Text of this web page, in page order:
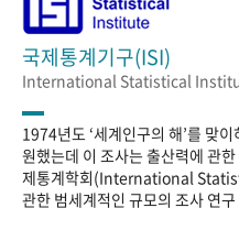
국제통계기구(ISI)
International Statistical
1974년도 ‘세계인구의 해’를 맞
원했는데 이 조사는 출산력에 관
제통계학회(International
관한 범세계적인 규모의 조사 연구